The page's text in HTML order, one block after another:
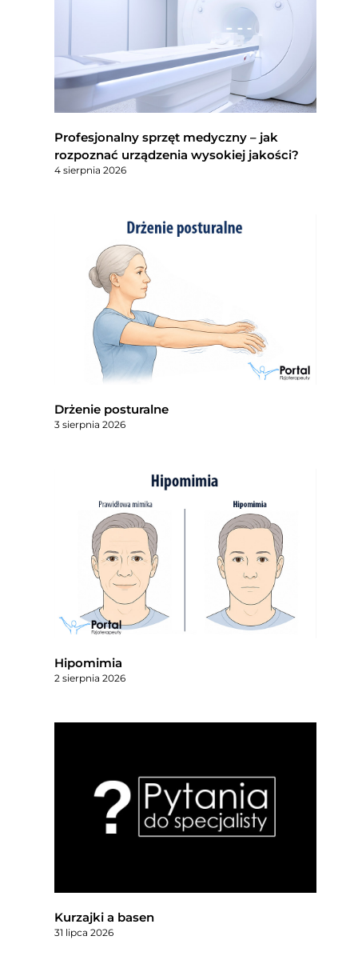
Profesjonalny sprzęt medyczny – jak
rozpoznać urządzenia wysokiej jakości?
4 sierpnia 2026
Drżenie posturalne
3 sierpnia 2026
Hipomimia
2 sierpnia 2026
Kurzajki a basen
31 lipca 2026